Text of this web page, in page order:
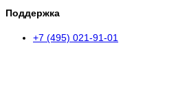
Поддержка
+7 (495) 021-91-01